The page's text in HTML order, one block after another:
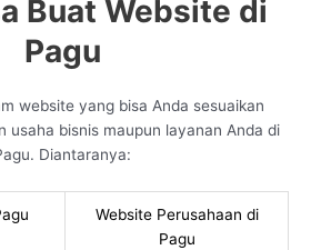
Buat Website di
Pagu
website yang bisa Anda sesuaikan
usaha bisnis maupun layanan Anda di
Diantaranya:
Website Perusahaan di
Pagu